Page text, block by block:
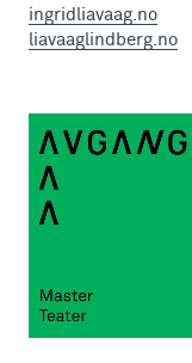
ingridliavaag.no
liavaaglindberg.no